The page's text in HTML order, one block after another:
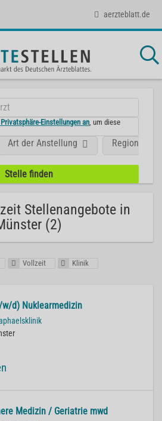
aerzteblatt.de
Einstellungen an , um diese
Art der Anstellung Region
Stellenangebote in
(2)
Vollzeit
Klinik
d) Nuklearmedizin
Medizin / Geriatrie mwd